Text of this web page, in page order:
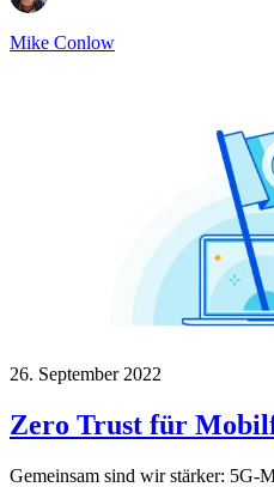
Mike Conlow
26. September 2022
Zero Trust für
Gemeinsam sind wir stärker: 5G-